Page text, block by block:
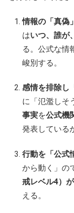
情報の「真偽
はいつ、誰が
る。公式な情
峻別する。
感情を排除し
に「氾濫しそ
事実を公式機
発表している
行動を「公式
から動く」の
戒レベル4）
える。